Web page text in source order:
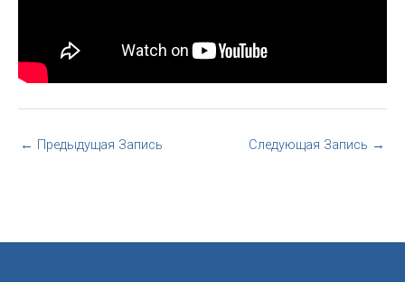
← Предыдущая Запись Следующая Запись →